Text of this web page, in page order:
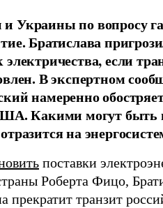
Украины по вопросу
Братислава
если
В экспертном
намеренно
Какими могут быть
на
поставки
Роберта Фицо,
прекратит транзит